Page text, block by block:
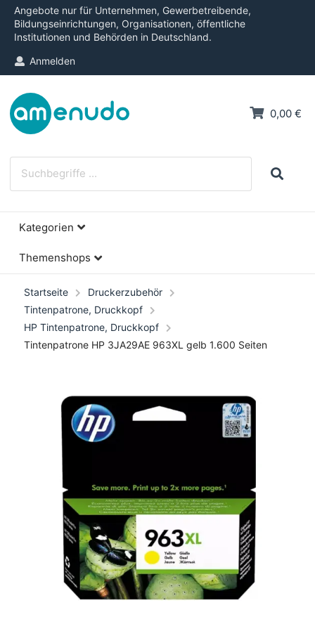
Angebote nur für Unternehmen, Gewerbetreibende,
Bildungseinrichtungen, Organisationen, öffentliche
Institutionen und Behörden in Deutschland.
Anmelden
0,00 €
Kategorien
Themenshops
Startseite
Druckerzubehör
Tintenpatrone, Druckkopf
HP Tintenpatrone, Druckkopf
Tintenpatrone HP 3JA29AE 963XL gelb 1.600 Seiten